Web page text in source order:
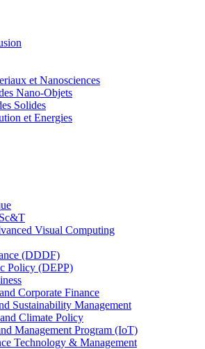
et Nanosciences
Nano-Objets
Solides
et Energies
Visual Computing
(DDDF)
Policy (DEPP)
Corporate Finance
Sustainability Management
Climate Policy
Management Program (IoT)
Technology & Management